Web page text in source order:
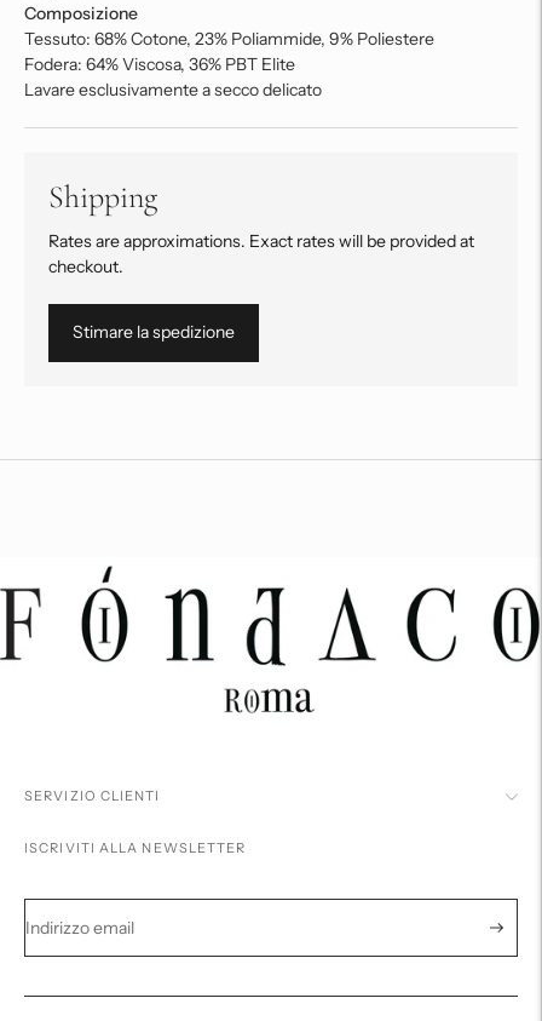
Composizione
Tessuto: 68% Cotone, 23% Poliammide, 9% Poliestere
Fodera: 64% Viscosa, 36% PBT Elite
Lavare esclusivamente a secco delicato
Shipping
Rates are approximations. Exact rates will be provided at
checkout.
Stimare la spedizione
SERVIZIO CLIENTI
ISCRIVITI ALLA NEWSLETTER